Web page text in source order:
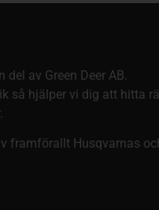
del av Green Deer AB.
så hjälper vi dig att hitta
framförallt Husqvarnas